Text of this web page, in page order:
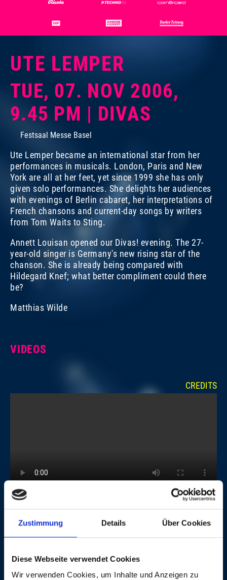
Zustimmung Details Über Cookies
Diese Webseite verwendet Cookies
Wir verwenden Cookies, um Inhalte und Anzeigen zu
UTE LEMPER
TUE, 07. NOV 2006,
9.45 PM | DIVAS
Festsaal Messe Basel
Ute Lemper became an international star from her
performances in musicals. London, Paris and New
York are all at her feet, yet since 1999 she has only
given solo performances. She delights her audiences
with evenings of Berlin cabaret, her interpretations of
French chansons and current-day songs by writers
from Tom Waits to Sting.
Annett Louisan opened our Divas! evening. The 27-
year-old singer is Germany's new rising star of the
chanson. She is already being compared with
Hildegard Knef; what better compliment could there
be?
Matthias Wilde
VIDEOS
CREDITS
IMAGE GALLERY